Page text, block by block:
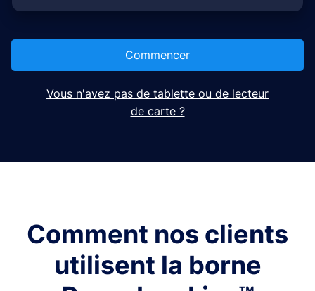
Commencer
Vous n'avez pas de tablette ou de lecteur
de carte ?
Comment nos clients
utilisent la borne